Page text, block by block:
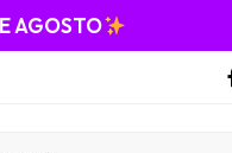
AGOSTO